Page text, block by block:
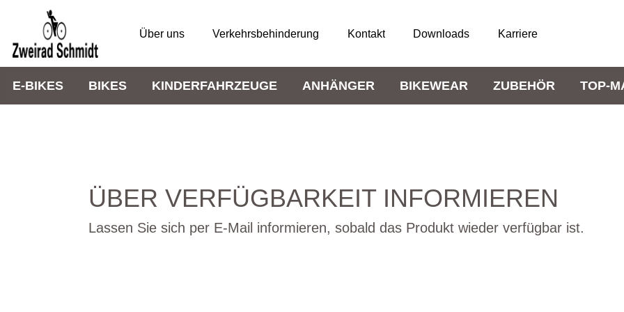
Über uns Verkehrsbehinderung Kontakt Downloads Karriere
E-BIKES BIKES KINDERFAHRZEUGE ANHÄNGER BIKEWEAR ZUBEHÖR TOP-
ÜBER VERFÜGBARKEIT INFORMIEREN
Lassen Sie sich per E-Mail informieren, sobald das Produkt wieder verfügbar ist.